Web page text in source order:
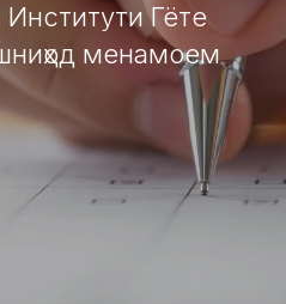
Институти Гёте
менамоем